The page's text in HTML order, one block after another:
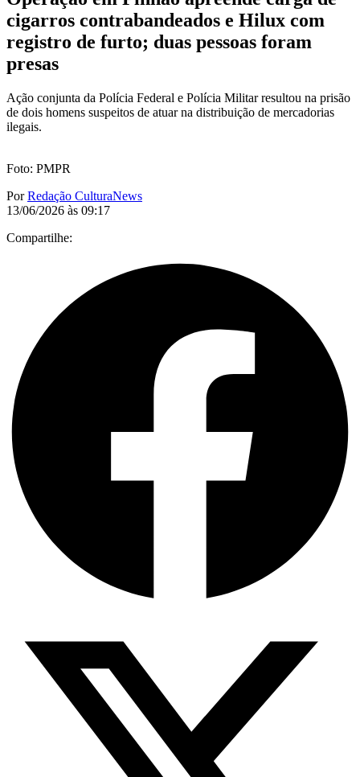
cigarros contrabandeados e Hilux com
registro de furto; duas pessoas foram
presas
Ação conjunta da Polícia Federal e Polícia Militar resultou na prisão
de dois homens suspeitos de atuar na distribuição de mercadorias
ilegais.
Foto: PMPR
PorRedação CulturaNews
13/06/2026 às 09:17
Compartilhe: